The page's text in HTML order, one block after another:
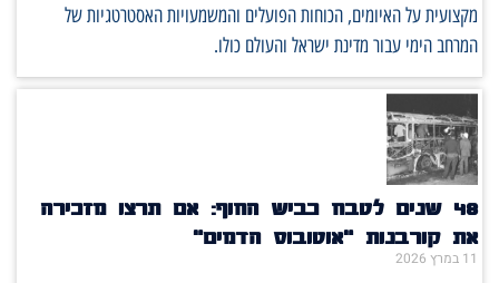
מקצועית על האיומים, הכוחות הפועלים והמשמעויות האסטרטגיות של
המרחב הימי עבור מדינת ישראל והעולם כולו.
48 שנים לטבח כביש החוף: אם תרצו מזכירה
את קורבנות “אוטובוס הדמים”
11 במרץ 2026